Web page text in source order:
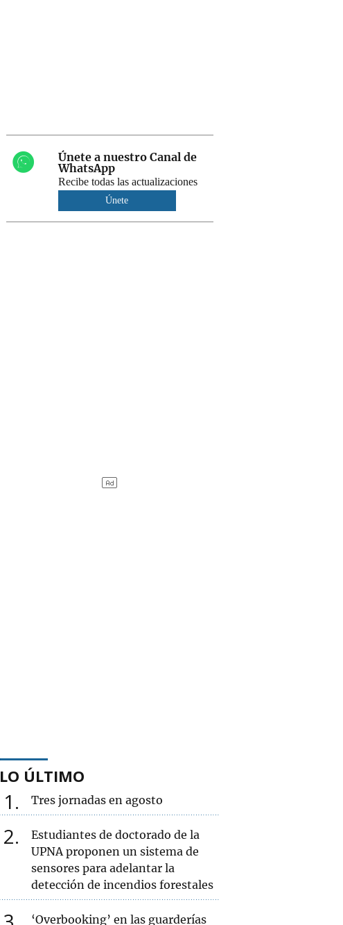
Únete a nuestro Canal de
WhatsApp
Recibe todas las actualizaciones
Únete
LO ÚLTIMO
1 Tres jornadas en agosto
2
Estudiantes de doctorado de la
UPNA proponen un sistema de
sensores para adelantar la
detección de incendios forestales
‘Overbooking’ en las guarderías